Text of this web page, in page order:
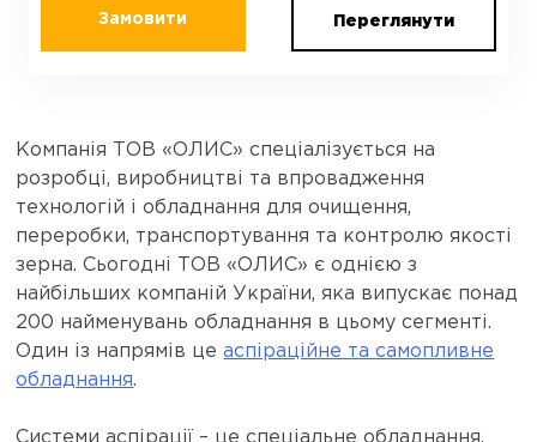
Замовити Переглянути
Компанія ТОВ «ОЛИС» спеціалізується на
розробці, виробництві та впровадження
технологій і обладнання для очищення,
переробки, транспортування та контролю якості
зерна. Сьогодні ТОВ «ОЛИС» є однією з
найбільших компаній України, яка випускає понад
200 найменувань обладнання в цьому сегменті.
Один із напрямів цеаспіраційне та самопливне
обладнання.
Системи аспірації – це спеціальне обладнання,